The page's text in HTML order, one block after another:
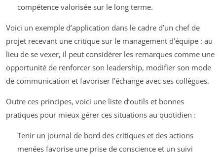
compétence valorisée sur le long terme.
Voici un exemple d’application dans le cadre d’un chef de
projet recevant une critique sur le management d’équipe : au
lieu de se vexer, il peut considérer les remarques comme une
opportunité de renforcer son leadership, modifier son mode
de communication et favoriser l’échange avec ses collègues.
Outre ces principes, voici une liste d’outils et bonnes
pratiques pour mieux gérer ces situations au quotidien :
Tenir un journal de bord des critiques et des actions
menées favorise une prise de conscience et un suivi